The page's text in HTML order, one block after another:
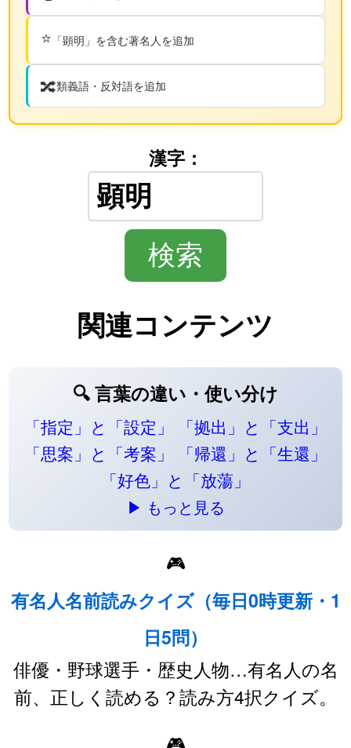
⭐ 「顕明」を含む著名人を追加
🔀類義語・反対語を追加
漢字：
関連コンテンツ
🔍 言葉の違い・使い分け
「指定」と「設定」
「拠出」と「支出」
「思案」と「考案」
「帰還」と「生還」
「好色」と「放蕩」
▶ もっと見る
🎮
有名人名前読みクイズ（毎日0時更新・1
日5問）
俳優・野球選手・歴史人物…有名人の名
前、正しく読める？読み方4択クイズ。
🎮